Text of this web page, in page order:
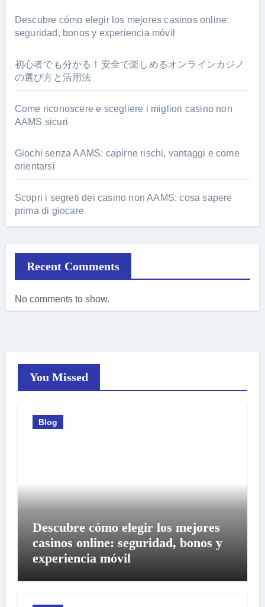
Descubre cómo elegir los mejores casinos online:
seguridad, bonos y experiencia móvil
初心者でも分かる！安全で楽しめるオンラインカジノ
の選び方と活用法
Come riconoscere e scegliere i migliori casino non
AAMS sicuri
Giochi senza AAMS: capirne rischi, vantaggi e come
orientarsi
Scopri i segreti dei casino non AAMS: cosa sapere
prima di giocare
Recent Comments
No comments to show.
You Missed
Blog
Descubre cómo elegir los mejores
casinos online: seguridad, bonos y
experiencia móvil